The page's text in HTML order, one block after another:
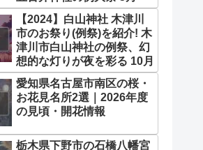
【2024】白山神社 木津川
市のお祭り(例祭)を紹介! 木
津川市白山神社の例祭、幻
想的な灯りが夜を彩る 10月
愛知県名古屋市南区の桜・
お花見名所2選｜2026年度
の見頃・開花情報
栃木県下野市の石橋八幡宮